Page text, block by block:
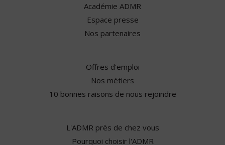
Académie ADMR
Espace presse
Nos partenaires
Offres d'emploi
Nos métiers
10 bonnes raisons de nous rejoindre
L'ADMR près de chez vous
Pourquoi choisir l'ADMR